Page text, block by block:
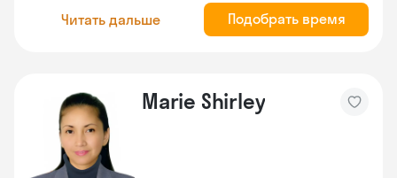
Читать дальше Подобрать время
Marie Shirley